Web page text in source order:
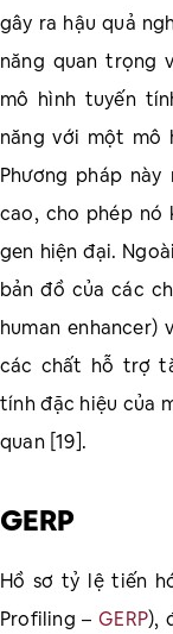
gây ra hậu quả
năng quan trọng
mô hình tuyến
năng với một mô
Phương pháp
cao, cho phép nó
gen hiện đại.
bản đồ của các
human enhancer)
các chất hỗ trợ
tính đặc hiệu của
quan [19].
GERP
Hồ sơ tỷ lệ tiến
Profiling –GERP),